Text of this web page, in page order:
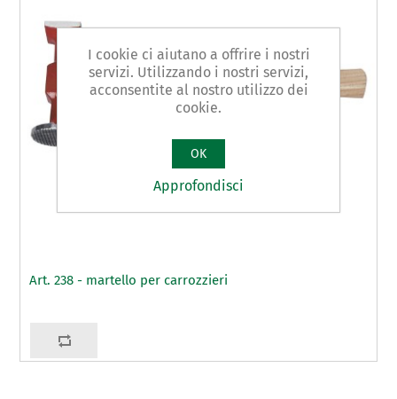
Art. 238 - martello per carrozzieri
I cookie ci aiutano a offrire i nostri
servizi. Utilizzando i nostri servizi,
acconsentite al nostro utilizzo dei
cookie.
OK
Approfondisci